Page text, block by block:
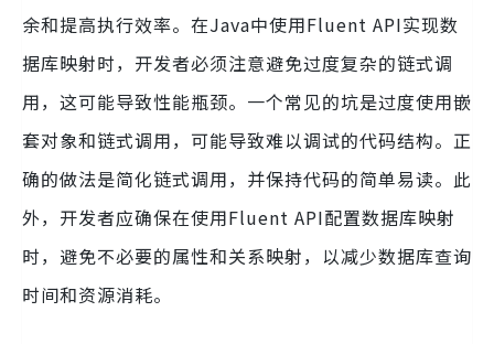
余和提高执行效率。在Java中使用Fluent API实现数
据库映射时，开发者必须注意避免过度复杂的链式调
用，这可能导致性能瓶颈。一个常见的坑是过度使用嵌
套对象和链式调用，可能导致难以调试的代码结构。正
确的做法是简化链式调用，并保持代码的简单易读。此
外，开发者应确保在使用Fluent API配置数据库映射
时，避免不必要的属性和关系映射，以减少数据库查询
时间和资源消耗。